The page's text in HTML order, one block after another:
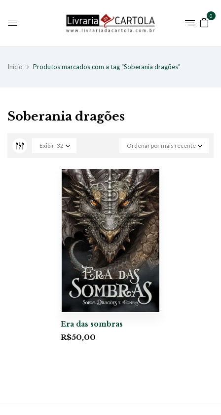
0
Início Produtos marcados com a tag “Soberania dragões”
Soberania dragões
Ordenar por mais recente
Exibir 32
Era das sombras
R$50,00